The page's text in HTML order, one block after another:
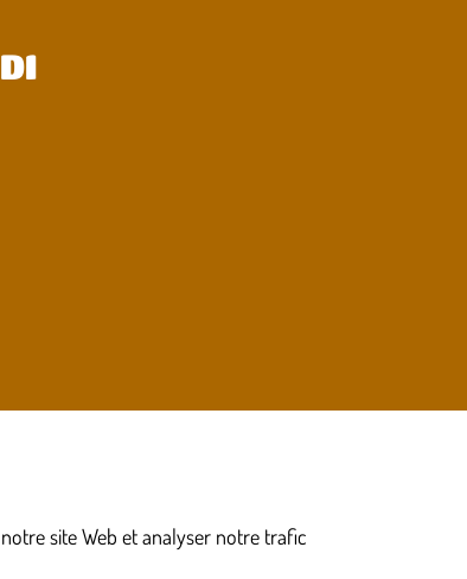
site Web et analyser notre trafic